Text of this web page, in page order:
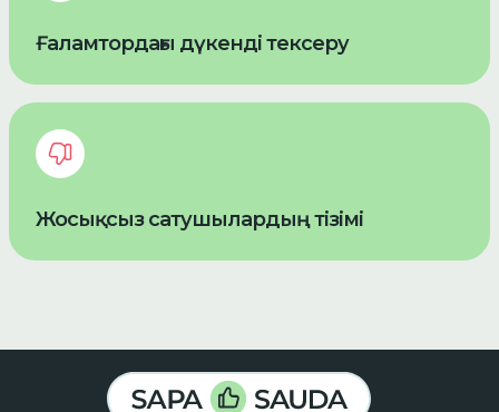
Ғаламтордағы дүкенді тексеру
Жосықсыз сатушылардың тізімі